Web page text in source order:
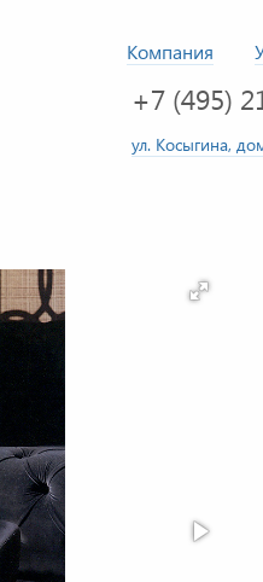
Компания
+7 (495)
ул. Косыгина,